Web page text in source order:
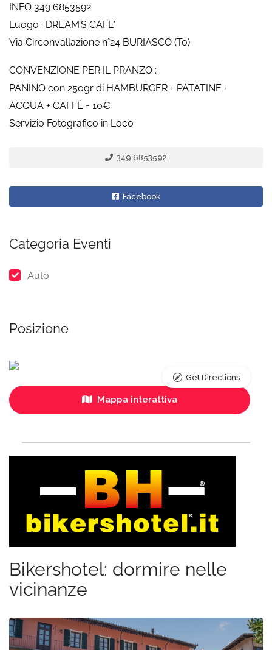
INFO 349 6853592
Luogo : DREAM’S CAFE’
Via Circonvallazione n°24 BURIASCO (To)
CONVENZIONE PER IL PRANZO :
PANINO con 250gr di HAMBURGER + PATATINE +
ACQUA + CAFFÈ = 10€
Servizio Fotografico in Loco
349.6853592
Facebook
Categoria Eventi
Auto
Posizione
Mappa interattiva
Get Directions
Bikershotel: dormire nelle
vicinanze